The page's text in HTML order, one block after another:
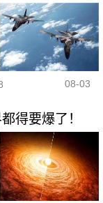
08-03
得要爆了！